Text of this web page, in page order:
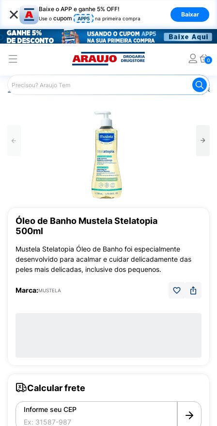
× Baixe o APP e ganhe 5% OFF!
Use o cupom APP5 na primeira compra
Baixar
0
Araujo Infantil Óleo
Óleo de Banho Mustela Stelatopia
500ml
Mustela Stelatopia Óleo de Banho foi especialmente
desenvolvido para acalmar e cuidar delicadamente das
peles mais delicadas, inclusive dos pequenos.
Marca:MUSTELA
Calcular frete
Informe seu CEP